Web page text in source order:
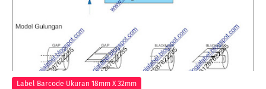
Label Barcode Ukuran 18mm X 32mm